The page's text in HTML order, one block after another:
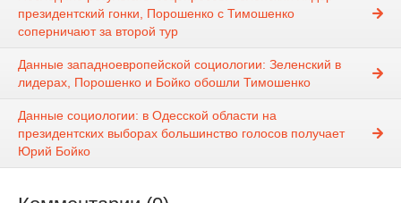
президентский гонки, Порошенко с Тимошенко
соперничают за второй тур
Данные западноевропейской социологии: Зеленский в
лидерах, Порошенко и Бойко обошли Тимошенко
Данные социологии: в Одесской области на
президентских выборах большинство голосов получает
Юрий Бойко